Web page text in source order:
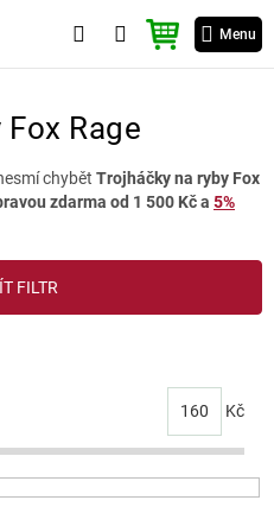
Menu
NÁKUPNÍ
KOŠÍK
Rage
chybět Trojháčky na ryby Fox
zdarma od 1 500 Kč a 5%
FILTR
160 Kč